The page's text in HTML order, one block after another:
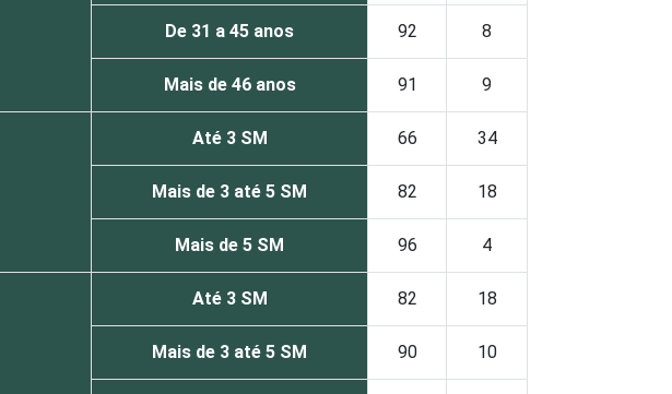
De 31 a 45 anos 92 8
Mais de 46 anos 91 9
Até 3 SM 66 34
Mais de 3 até 5 SM 82 18
Mais de 5 SM 96 4
Até 3 SM 82 18
Mais de 3 até 5 SM 90 10